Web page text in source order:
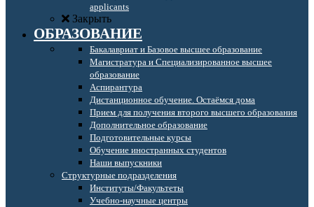
applicants
Закрыть
ОБРАЗОВАНИЕ
Бакалавриат и Базовое высшее образование
Магистратура и Специализированное высшее
образование
Аспирантура
Дистанционное обучение. Остаёмся дома
Прием для получения второго высшего образования
Дополнительное образование
Подготовительные курсы
Обучение иностранных студентов
Наши выпускники
Структурные подразделения
Институты/Факультеты
Учебно-научные центры